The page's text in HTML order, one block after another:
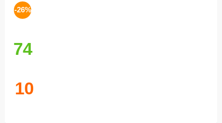
-26%
74
10